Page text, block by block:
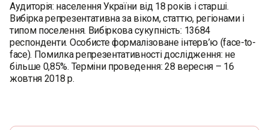
Аудиторія: населення України від 18 років і старші.
Вибірка репрезентативна за віком, статтю, регіонами і
типом поселення. Вибіркова сукупність: 13684
респонденти. Особисте формалізоване інтерв’ю (face-to-
face). Помилка репрезентативності дослідження: не
більше 0,85%. Терміни проведення: 28 вересня – 16
жовтня 2018 р.